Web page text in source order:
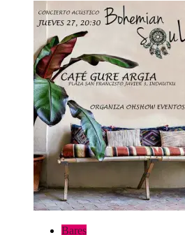
sobre
Concierto
Bohemian
Soul
en
el
BAR
GURE
ARGIA
Bares